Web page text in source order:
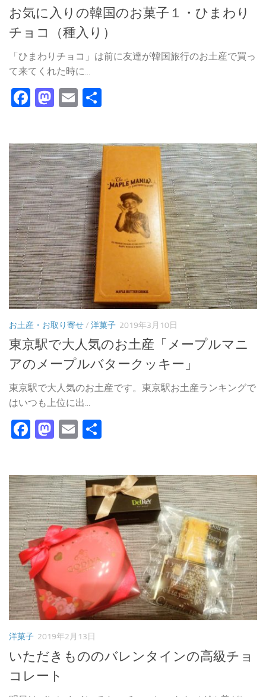
お気に入りの韓国のお菓子１・ひまわり
チョコ（種入り）
「ひまわりチョコ」は前に友達が韓国旅行のお土産で買っ
て来てくれた時に...
Facebook
Mastodon
Email
お土産・お取り寄せ/ 洋菓子 2019年3月10日
東京駅で大人気のお土産「メープルマニ
アのメープルバタークッキー」
東京駅で大人気のお土産です。東京駅お土産ランキングで
はいつも上位に出...
Facebook
Mastodon
Email
洋菓子 2019年2月13日
いただきもののバレンタインの高級チョ
コレート